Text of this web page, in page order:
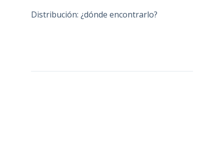
Distribución: ¿dónde encontrarlo?